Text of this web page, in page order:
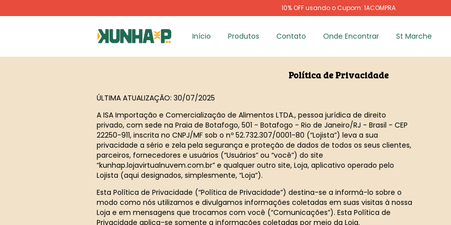
10% OFF usando o Cupom: 1ACOMPRA
Início Produtos Contato Onde Encontrar St Marche
Política de Privacidade
ÚLTIMA ATUALIZAÇÃO: 30/07/2025
A ISA Importação e Comercialização de Alimentos LTDA., pessoa jurídica de direito
privado, com sede na Praia de Botafogo, 501 - Botafogo - Rio de Janeiro/RJ - Brasil - CEP
22250-911, inscrita no CNPJ/MF sob o nº 52.732.307/0001-80 (“Lojista”) leva a sua
privacidade a sério e zela pela segurança e proteção de dados de todos os seus clientes,
parceiros, fornecedores e usuários (“Usuários” ou “você”) do site
“kunhap.lojavirtualnuvem.com.br” e qualquer outro site, Loja, aplicativo operado pelo
Lojista (aqui designados, simplesmente, “Loja”).
Esta Política de Privacidade (“Política de Privacidade”) destina-se a informá-lo sobre o
modo como nós utilizamos e divulgamos informações coletadas em suas visitas à nossa
Loja e em mensagens que trocamos com você (“Comunicações”). Esta Política de
Privacidade aplica-se somente a informações coletadas por meio da Loja.